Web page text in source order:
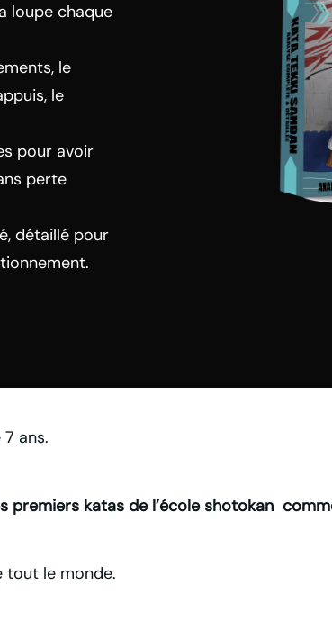
loupe chaque
le
le
pour avoir
perte
détaillé pour
ans.
premiers katas de l’école shotokan
tout le monde.